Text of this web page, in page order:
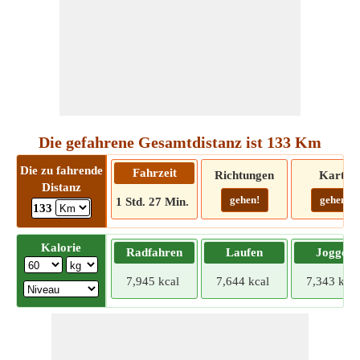
Die gefahrene Gesamtdistanz ist 133 Km
Die zu fahrende
Distanz
133
Fahrzeit
1 Std. 27 Min.
Richtungen
gehen!
Karte
gehen!
Kalorie Radfahren
7,945 kcal
Laufen
7,644 kcal
Joggen
7,343 kcal